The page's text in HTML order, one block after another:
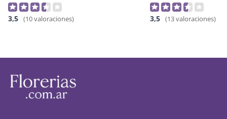
3,5 (10 valoraciones) 3,5 (13 valoraciones)